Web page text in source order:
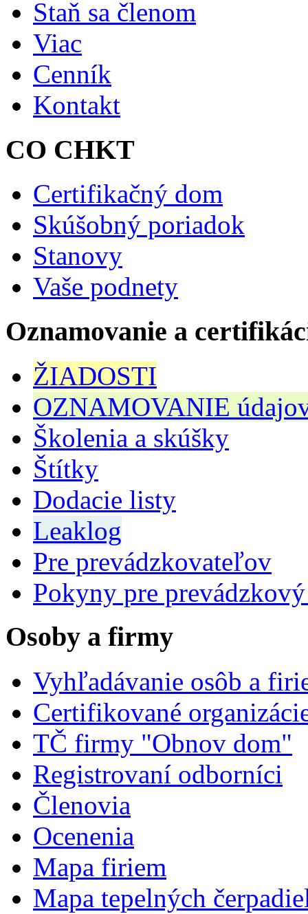
Staň sa členom
Viac
Cenník
Kontakt
CO CHKT
Certifikačný dom
Skúšobný poriadok
Stanovy
Vaše podnety
Oznamovanie a
ŽIADOSTI
OZNAMOVANIE
Školenia a skúšky
Štítky
Dodacie listy
Leaklog
Pre prevádzkovateľov
Pokyny pre
Osoby a firmy
Vyhľadávanie osôb a
Certifikované
TČ firmy "Obnov dom"
Registrovaní odborníci
Členovia
Ocenenia
Mapa firiem
Mapa tepelných